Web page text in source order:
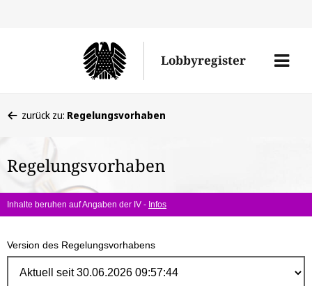
Lobbyregister
Menü
befinden
hier:
zurück zu: Regelungsvorhaben
Regelungsvorhaben
Inhalte beruhen auf Angaben der IV - Infos
Version des Regelungsvorhabens